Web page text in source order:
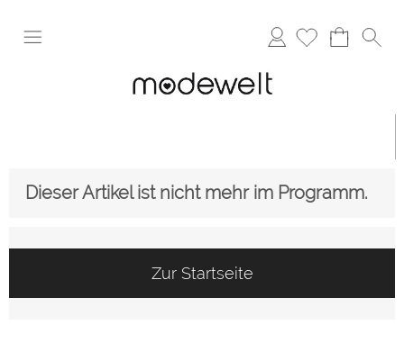
Anmelden
Dieser Artikel ist nicht mehr im Programm.
Zur Startseite